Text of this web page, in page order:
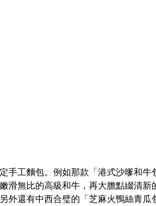
手工麵包。例如那款「港式沙嗲和牛
無比的高級和牛，再大膽點綴清新
外還有中西合璧的「芝麻火鴨絲青瓜